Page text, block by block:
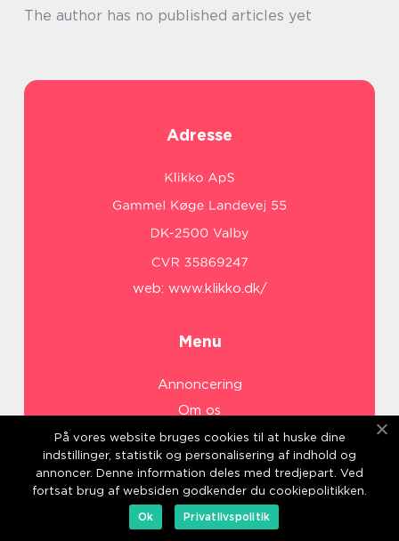
The author has no published articles yet
Adresse
web: www.klikko.dk/
Menu
Annoncering
Om os
Cookies
Kontakt os
Sitemap
På vores website bruges cookies til at huske dine
indstillinger, statistik og personalisering af indhold og
annoncer. Denne information deles med tredjepart. Ved
fortsat brug af websiden godkender du cookiepolitikken.
Ok
Privatlivspolitik